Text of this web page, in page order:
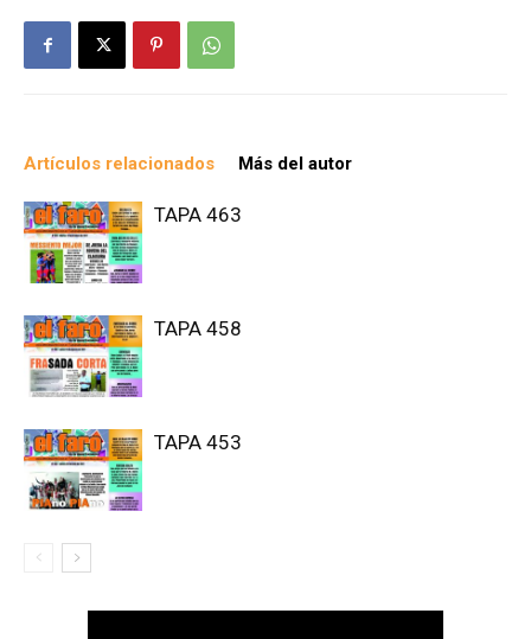
Artículos relacionados Más del autor
TAPA 463
TAPA 458
TAPA 453